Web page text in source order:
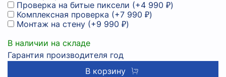
Проверка на битые пиксели (+4 990 ₽)
Комплексная проверка (+7 990 ₽)
Монтаж на стену (+9 990 ₽)
В наличии на складе
Гарантия производителя год
В корзину